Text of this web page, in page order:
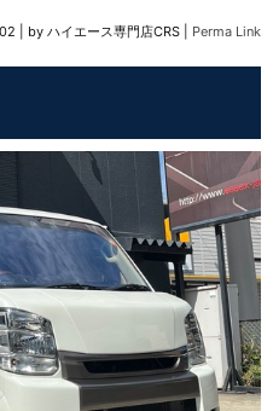
by ハイエース専門店CRS Perma Link